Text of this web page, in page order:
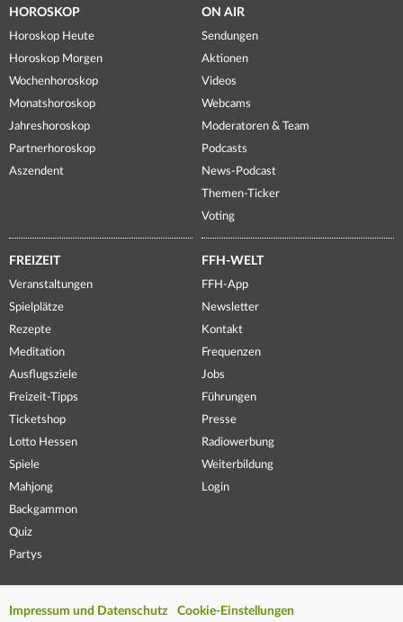
HOROSKOP
Horoskop Heute
Horoskop Morgen
Wochenhoroskop
Monatshoroskop
Jahreshoroskop
Partnerhoroskop
Aszendent
ON AIR
Sendungen
Aktionen
Videos
Webcams
Moderatoren & Team
Podcasts
News-Podcast
Themen-Ticker
Voting
FREIZEIT
Veranstaltungen
Spielplätze
Rezepte
Meditation
Ausflugsziele
Freizeit-Tipps
Ticketshop
Lotto Hessen
Spiele
Mahjong
Backgammon
Quiz
Partys
FFH-WELT
FFH-App
Newsletter
Kontakt
Frequenzen
Jobs
Führungen
Presse
Radiowerbung
Weiterbildung
Login
Impressum und Datenschutz Cookie-Einstellungen